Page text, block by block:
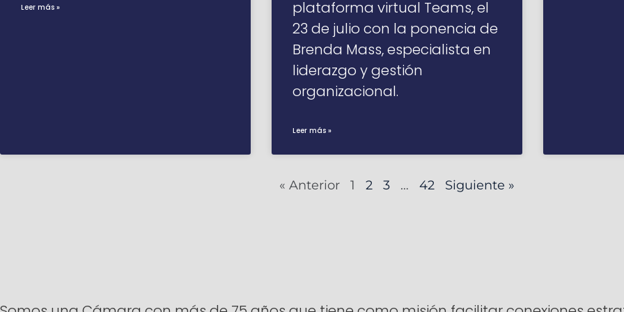
Leer más »
plataforma virtual Teams, el
23 de julio con la ponencia de
Brenda Mass, especialista en
liderazgo y gestión
organizacional.
Leer más »
« Anterior 1 2 3 … 42 Siguiente »